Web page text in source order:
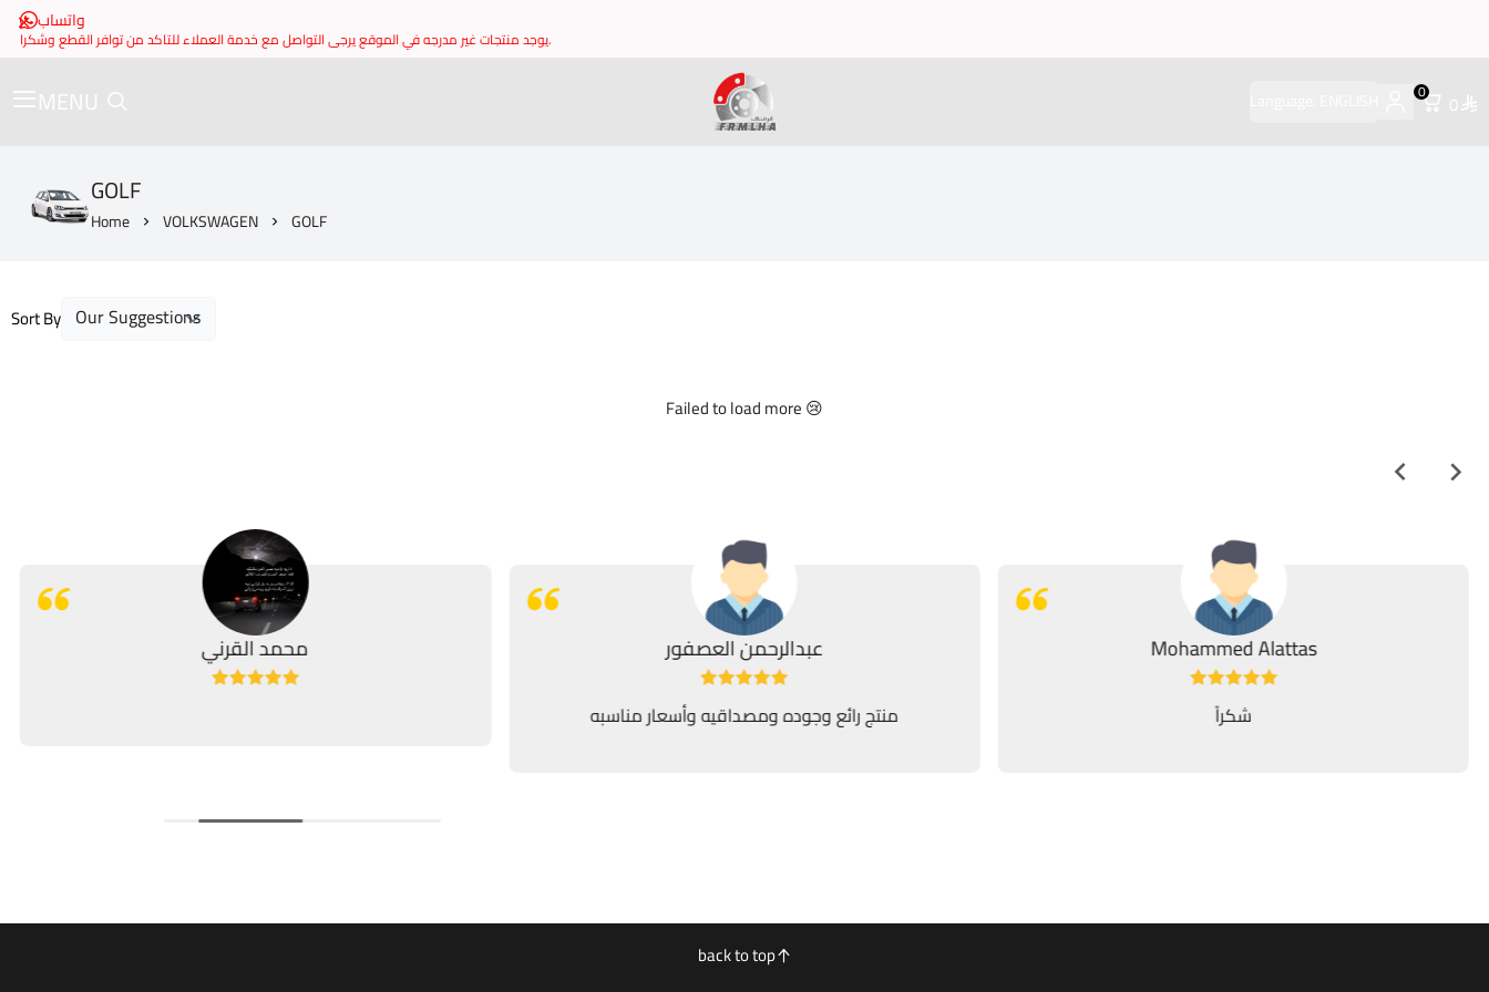
واتساب
يوجد منتجات غير مدرجه في الموقع يرجى التواصل مع خدمة العملاء للتاكد من توافر القطع وشكرا.
MENU brake it
0 0
GOLF
Home VOLKSWAGEN GOLF
Sort By
Failed to load more 😢
محمد القرني عبدالرحمن العصفور
منتج رائع وجوده ومصداقيه وأسعار مناسبه
Mohammed Alattas
شكراً
back to top